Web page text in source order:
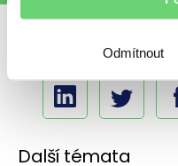
Odmítnout
Sdílet s přáteli
Další témata